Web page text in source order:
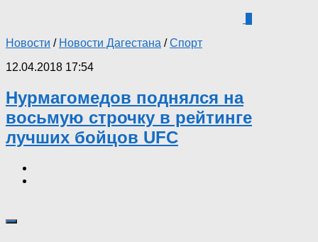
Новости / Новости Дагестана /Спорт
12.04.2018 17:54
Нурмагомедов поднялся на
восьмую строчку в рейтинге
лучших бойцов UFC